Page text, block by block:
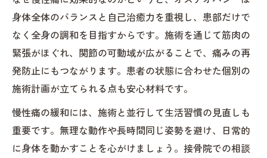
身体全体のバランスと自己治癒力を重視し、患部だけで
なく全身の調和を目指すからです。施術を通じて筋肉の
緊張がほぐれ、関節の可動域が広がることで、痛みの再
発防止にもつながります。患者の状態に合わせた個別の
施術計画が立てられる点も安心材料です。
慢性痛の緩和には、施術と並行して生活習慣の見直しも
重要です。無理な動作や長時間同じ姿勢を避け、日常的
に身体を動かすことを心がけましょう。接骨院での相談